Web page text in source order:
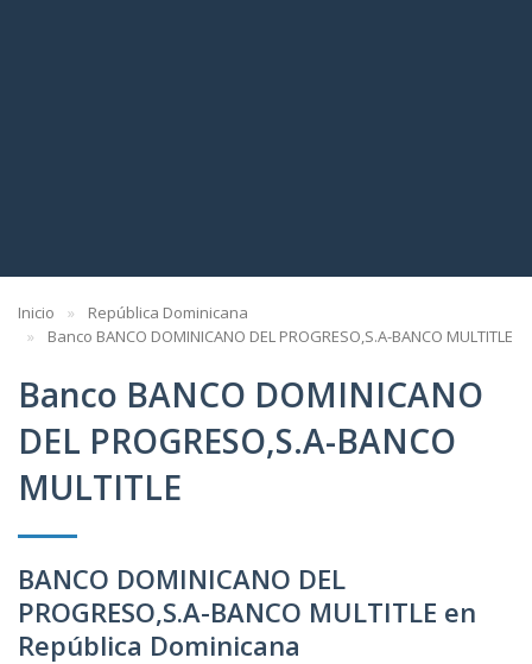
Inicio
República Dominicana
Banco BANCO DOMINICANO DEL PROGRESO,S.A-BANCO MULTITLE
Banco BANCO DOMINICANO
DEL PROGRESO,S.A-BANCO
MULTITLE
BANCO DOMINICANO DEL
PROGRESO,S.A-BANCO MULTITLE en
República Dominicana